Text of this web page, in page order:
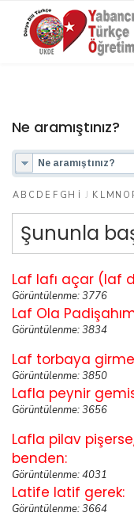
Ne aramıştınız?
A B C D E F G H I J K L M N O
Şununla
Laf lafı açar (laf
Görüntülenme: 3776
Laf Ola
Görüntülenme: 3834
Laf torbaya
Görüntülenme: 3850
Lafla peynir
Görüntülenme: 3656
Lafla pilav
benden:
Görüntülenme: 4031
Latife latif gerek:
Görüntülenme: 3664